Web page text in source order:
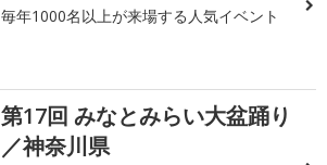
毎年1000名以上が来場する人気イベント
第17回 みなとみらい大盆踊り
／神奈川県